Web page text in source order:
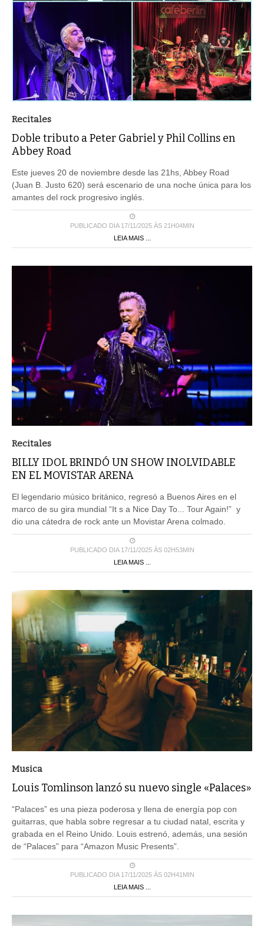
Recitales
Doble tributo a Peter Gabriel y Phil Collins en
Abbey Road
Este jueves 20 de noviembre desde las 21hs, Abbey Road
(Juan B. Justo 620) será escenario de una noche única para los
amantes del rock progresivo inglés.
PUBLICADO DIA 17/11/2025 ÀS 21H04MIN
LEIA MAIS ...
Recitales
BILLY IDOL BRINDÓ UN SHOW INOLVIDABLE
EN EL MOVISTAR ARENA
El legendario músico británico, regresó a Buenos Aires en el
marco de su gira mundial “It s a Nice Day To... Tour Again!” y
dio una cátedra de rock ante un Movistar Arena colmado.
PUBLICADO DIA 17/11/2025 ÀS 02H53MIN
LEIA MAIS ...
Musica
Louis Tomlinson lanzó su nuevo single «Palaces»
“Palaces” es una pieza poderosa y llena de energía pop con
guitarras, que habla sobre regresar a tu ciudad natal, escrita y
grabada en el Reino Unido. Louis estrenó, además, una sesión
de “Palaces” para “Amazon Music Presents”.
PUBLICADO DIA 17/11/2025 ÀS 02H41MIN
LEIA MAIS ...